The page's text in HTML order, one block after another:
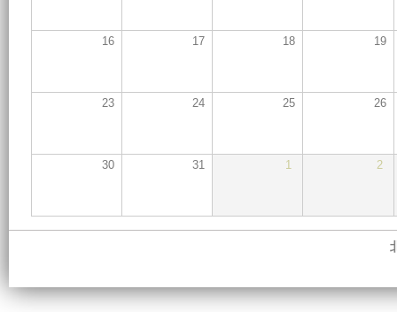
16 17 18 19
23 24 25 26
30 31 1 2